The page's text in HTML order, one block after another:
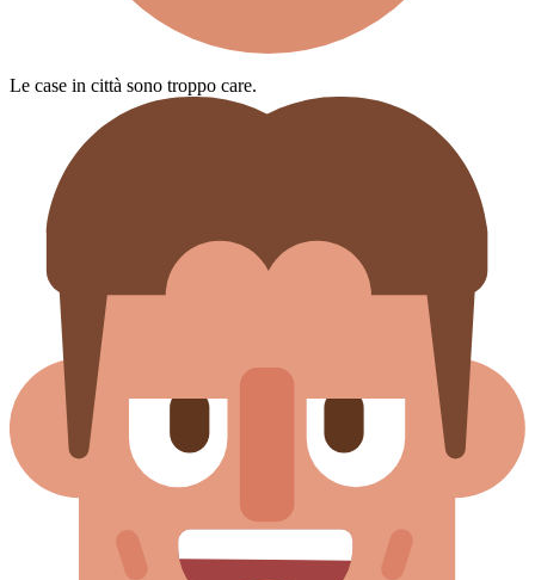
Le case in città sono troppo care.